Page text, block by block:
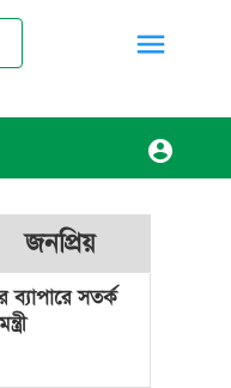
menu
account_circle
জনপ্রিয়
ব্যাপারে সতর্ক